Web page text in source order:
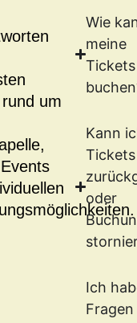
NEWSLETTER
ANMELDEN
um
Wie
meine
Tickets
Kann
Tickets
oder
Ich
Fragen